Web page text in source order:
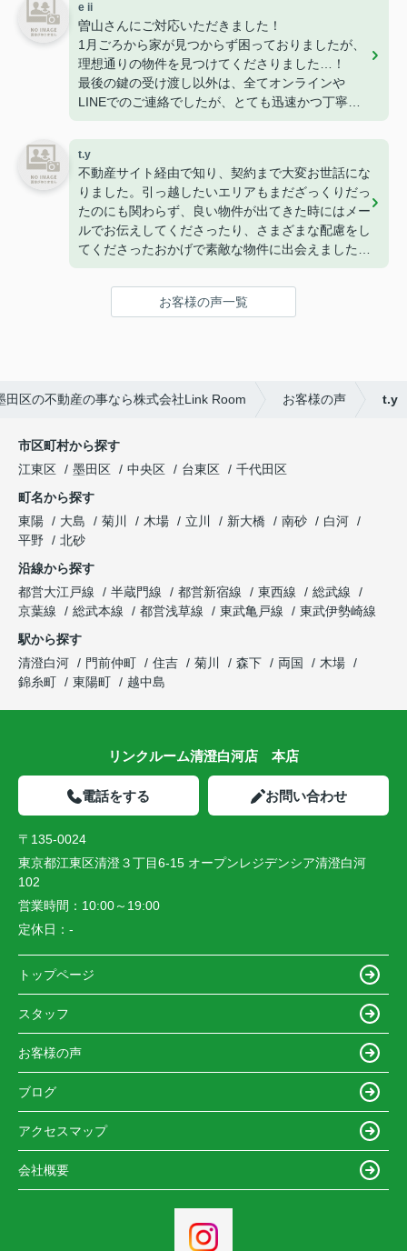
です。
ありがとうございました！
e ii
曽山さんにご対応いただきました！
1月ごろから家が見つからず困っておりましたが、
理想通りの物件を見つけてくださりました…！
最後の鍵の受け渡し以外は、全てオンラインや
LINEでのご連絡でしたが、とても迅速かつ丁寧に
長年不動産にお勤めされているとのことで、知識も
豊富で色んなご相談にも乗ってくださります。
また家を探すときはぜひお願いします！
t.y
不動産サイト経由で知り、契約まで大変お世話にな
りました。引っ越したいエリアもまだざっくりだっ
たのにも関わらず、良い物件が出てきた時にはメー
ルでお伝えしてくださったり、さまざまな配慮をし
てくださったおかげで素敵な物件に出会えました
また、担当してくださった曽山さんは来店するまで
のメールが丁寧で、とても安心してやりとりするこ
お客様の声一覧
田区の不動産の事なら株式会社Link Room お客様の声 t.y
市区町村から探す
江東区
墨田区 中央区 台東区
千代田区
町名から探す
東陽
大島 菊川 木場 立川 新大橋 南砂
白河
平野
北砂
沿線から探す
都営大江戸線
半蔵門線 都営新宿線 東西線
総武線
京葉線
総武本線 都営浅草線 東武亀戸線
東武伊勢崎線
駅から探す
清澄白河
門前仲町 住吉 菊川 森下 両国
木場
錦糸町
東陽町 越中島
リンクルーム清澄白河店 本店
電話をする お問い合わせ
〒135-0024
東京都江東区清澄３丁目6-15 オープンレジデンシア清澄白河
102
営業時間： 10:00～19:00
定休日： -
トップページ
スタッフ
お客様の声
ブログ
アクセスマップ
会社概要